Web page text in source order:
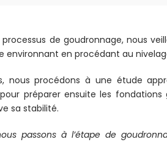
processus de goudronnage, nous
environnant en procédant au
nous procédons à une étude
préparer ensuite les
sa stabilité.
passons à l’étape de